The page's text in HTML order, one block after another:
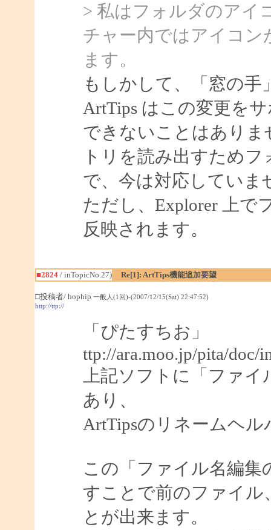
> 私はフォルダのアイ
チャー内ではアイコ
ます。
もしかして、「窓の
ArtTips はこの変更を
できないことはありま
トリを読み出すため
で、今は対応していま
ただし、Explorer 上で
反映されます。
■2824/ inTopicNo.27) Re[1]: ArtTips機能追加要望
□投稿者/ hophip 一般人(1回)-(2007/12/15(Sat) 22:47:52)
http://ttp://
「ぴたすちお」
ttp://ara.moo.jp/pita/doc/
上記ソフトに「ファ
あり、
ArtTipsのリネームヘ
この「ファイル名編集
すことで前のファイル
とが出来ます。